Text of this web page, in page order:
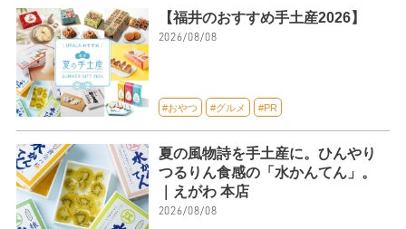
【福井のおすすめ手土産2026】
2026/08/08
#おやつ #グルメ #PR
夏の風物詩を手土産に。ひんやり
つるりん食感の「水かんてん」。
｜えがわ 本店
2026/08/08